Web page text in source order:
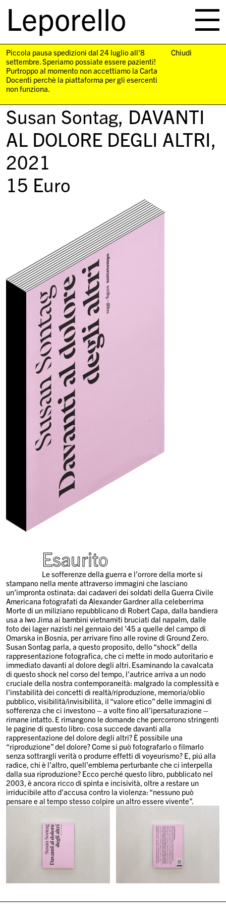
Leporello
navigation
Piccola pausa spedizioni dal 24 luglio all'8
settembre. Speriamo possiate essere pazienti!
Purtroppo al momento non accettiamo la Carta
Docenti perchè la piattaforma per gli esercenti
non funziona.
Chiudi
Susan Sontag, DAVANTI
AL DOLORE DEGLI ALTRI,
2021
15 Euro
Esaurito
Le sofferenze della guerra e l’orrore della morte si
stampano nella mente attraverso immagini che lasciano
un’impronta ostinata: dai cadaveri dei soldati della Guerra Civile
Americana fotografati da Alexander Gardner alla celeberrima
Morte di un miliziano repubblicano di Robert Capa, dalla bandiera
usa a Iwo Jima ai bambini vietnamiti bruciati dal napalm, dalle
foto dei lager nazisti nel gennaio del ’45 a quelle del campo di
Omarska in Bosnia, per arrivare fino alle rovine di Ground Zero.
Susan Sontag parla, a questo proposito, dello “shock” della
rappresentazione fotografica, che ci mette in modo autoritario e
immediato davanti al dolore degli altri. Esaminando la cavalcata
di questo shock nel corso del tempo, l’autrice arriva a un nodo
cruciale della nostra contemporaneità: malgrado la complessità e
l’instabilità dei concetti di realtà/riproduzione, memoria/oblio
pubblico, visibilità/invisibilità, il “valore etico” delle immagini di
sofferenza che ci investono – a volte fino all’ipersaturazione –
rimane intatto. E rimangono le domande che percorrono stringenti
le pagine di questo libro: cosa succede davanti alla
rappresentazione del dolore degli altri? È possibile una
“riproduzione” del dolore? Come si può fotografarlo o filmarlo
senza sottrargli verità o produrre effetti di voyeurismo? E, piú alla
radice, chi è l’altro, quell’emblema perturbante che ci interpella
dalla sua riproduzione? Ecco perché questo libro, pubblicato nel
2003, è ancora ricco di spinta e incisività, oltre a restare un
irriducibile atto d’accusa contro la violenza: “nessuno può
pensare e al tempo stesso colpire un altro essere vivente”.